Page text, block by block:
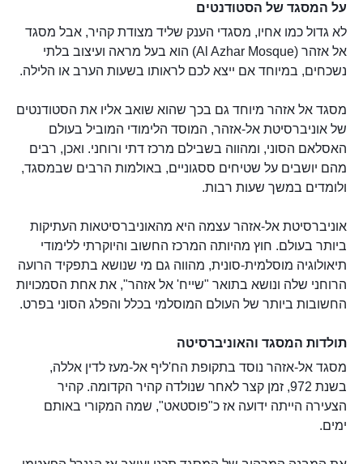
על המסגד של הסטודנטים
לא גדול כמו אחיו, מסגדי הענק שליד מצודת קהיר, אבל מסגד
אל אזהר (Al Azhar Mosque) הוא בעל מראה ועיצוב בלתי
נשכחים, במיוחד אם ייצא לכם לראותו בשעות הערב או הלילה.
מסגד אל אזהר מיוחד גם בכך שהוא שואב אליו את הסטודנטים
של אוניברסיטת אל-אזהר, המוסד הלימודי המוביל בעולם
האסלאם הסוני, ומהווה בשבילם מרכז דתי ורוחני. ואכן, רבים
מהם יושבים על שטיחים ססגוניים, באולמות הרבים שבמסגד,
ולומדים במשך שעות רבות.
אוניברסיטת אל-אזהר עצמה היא מהאוניברסיטאות העתיקות
ביותר בעולם. חוץ מהיותה המרכז החשוב והיוקרתי ללימודי
תיאולוגיה מוסלמית-סונית, מהווה גם מי שנושא בתפקיד הרועה
הרוחני שלה ונושא בתואר "שייח' אל אזהר", את אחת הסמכויות
החשובות ביותר של העולם המוסלמי בכלל והפלג הסוני בפרט.
תולדות המסגד והאוניברסיטה
מסגד אל-אזהר נוסד בתקופת הח'ליף אל-מעז לדין אללה,
בשנת 972, זמן קצר לאחר שנולדה קהיר הקדומה. קהיר
הצעירה הייתה ידועה אז כ"פוסטאט", שמה המקורי באותם
ימים.